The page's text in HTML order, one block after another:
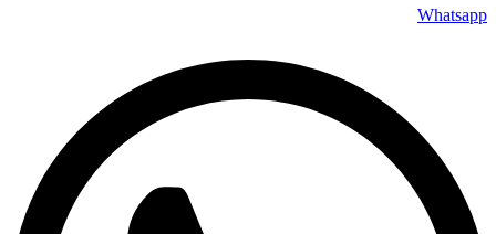
Whatsapp